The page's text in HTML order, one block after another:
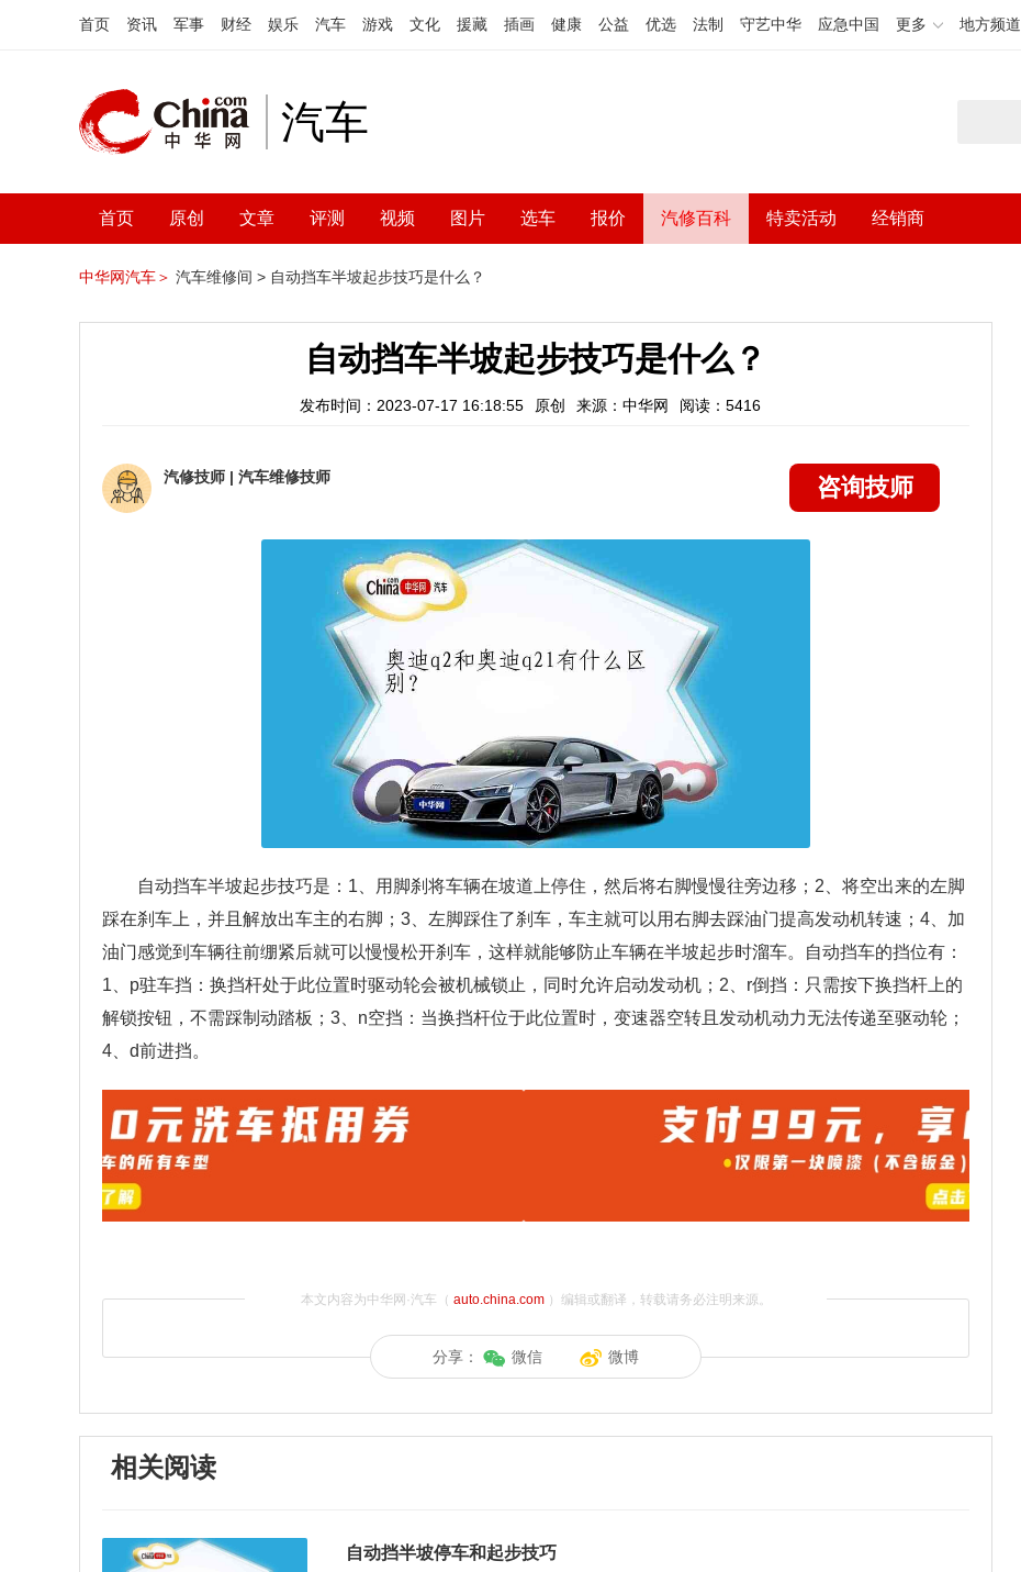
首页 资讯 军事 财经 娱乐 汽车 游戏 文化 援藏 插画 健康 公益 优选 法制 守艺中华 应急中国 更多 地方频道
汽车
首页 原创 文章 评测 视频 图片 选车 报价 汽修百科 特卖活动 经销商
中华网汽车＞ 汽车维修间 > 自动挡车半坡起步技巧是什么？
自动挡车半坡起步技巧是什么？
发布时间：2023-07-17 16:18:55 原创 来源：中华网 阅读：5416
汽修技师 | 汽车维修技师 咨询技师
自动挡车半坡起步技巧是：1、用脚刹将车辆在坡道上停住，然后将右脚慢慢往旁边移；2、将空出来的左脚
踩在刹车上，并且解放出车主的右脚；3、左脚踩住了刹车，车主就可以用右脚去踩油门提高发动机转速；4、加
油门感觉到车辆往前绷紧后就可以慢慢松开刹车，这样就能够防止车辆在半坡起步时溜车。自动挡车的挡位有：
1、p驻车挡：换挡杆处于此位置时驱动轮会被机械锁止，同时允许启动发动机；2、r倒挡：只需按下换挡杆上的
解锁按钮，不需踩制动踏板；3、n空挡：当换挡杆位于此位置时，变速器空转且发动机动力无法传递至驱动轮；
4、d前进挡。
本文内容为中华网·汽车（ auto.china.com）编辑或翻译，转载请务必注明来源。
分享： 微信 微博
相关阅读
自动挡半坡停车和起步技巧